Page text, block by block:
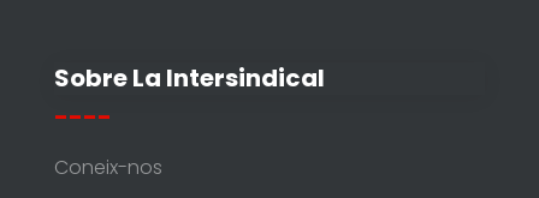
Sobre La Intersindical
----
Coneix-nos